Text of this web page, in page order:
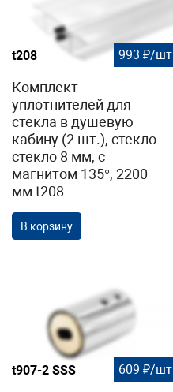
t208 993 ₽/шт
Комплект
уплотнителей для
стекла в душевую
кабину (2 шт.), стекло-
стекло 8 мм, с
магнитом 135°, 2200
мм t208
В корзину
t907-2 SSS 609 ₽/шт